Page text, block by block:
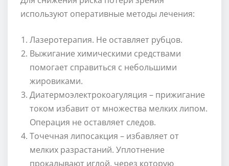
используют оперативные методы лечения:
Лазеротерапия. Не оставляет рубцов.
Выжигание химическими средствами
помогает справиться с небольшими
жировиками.
Диатермоэлектрокоагуляция – прижигание
током избавит от множества мелких липом.
Операция не оставляет следов.
Точечная липосакция – избавляет от
мелких разрастаний. Уплотнение
прокалывают иглой, через которую